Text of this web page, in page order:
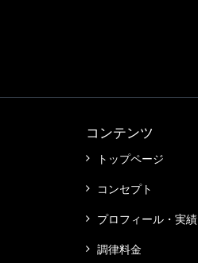
コンテンツ
トップページ
コンセプト
プロフィール・実績
調律料金